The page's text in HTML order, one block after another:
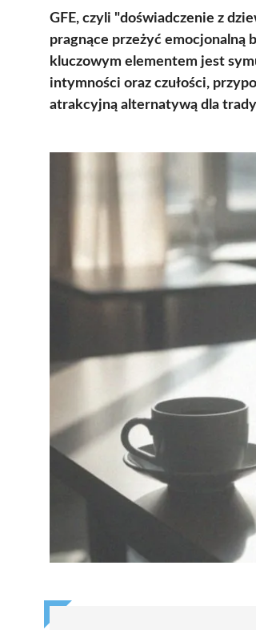
GFE, czyli "doświadczenie z
pragnące przeżyć emocjonalną
kluczowym elementem jest
intymności oraz czułości,
atrakcyjną alternatywą dla